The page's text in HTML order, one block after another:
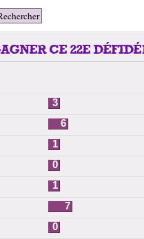
CE 22E
3
6
1
0
1
7
0